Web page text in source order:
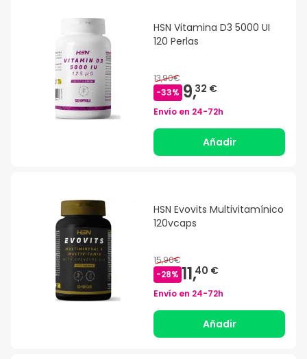
HSN Vitamina D3 5000 UI
120 Perlas
13,90€
-33% 9,32 €
Envío en 24-72h
Añadir
HSN Evovits Multivitamínico
120vcaps
15,90€
-28% 11,40 €
Envío en 24-72h
Añadir